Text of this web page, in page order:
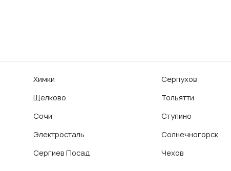
Химки
Щелково
Сочи
Электросталь
Сергиев Посад
Серпухов
Тольятти
Ступино
Солнечногорск
Чехов